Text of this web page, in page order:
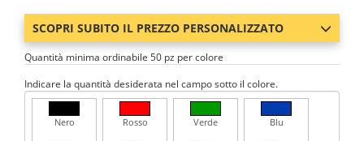
SCOPRI SUBITO IL PREZZO PERSONALIZZATO
Quantità minima ordinabile 50 pz per colore
Indicare la quantità desiderata nel campo sotto il colore.
Nero Rosso Verde Blu